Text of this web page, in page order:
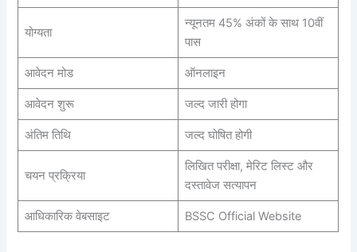
योग्यता
न्यूनतम 45% अंकों के साथ 10वीं
पास
आवेदन मोड ऑनलाइन
आवेदन शुरू जल्द जारी होगा
अंतिम तिथि जल्द घोषित होगी
चयन प्रक्रिया
लिखित परीक्षा, मेरिट लिस्ट और
दस्तावेज सत्यापन
आधिकारिक वेबसाइट BSSC Official Website